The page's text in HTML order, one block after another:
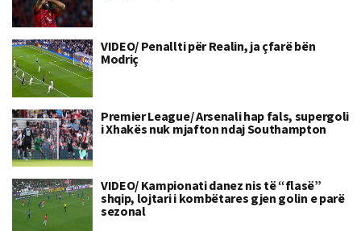
VIDEO/ Penallti për Realin, ja çfarë bën
Modriç
Premier League/ Arsenali hap fals, supergoli
i Xhakës nuk mjafton ndaj Southampton
VIDEO/ Kampionati danez nis të “flasë”
shqip, lojtari i kombëtares gjen golin e parë
sezonal